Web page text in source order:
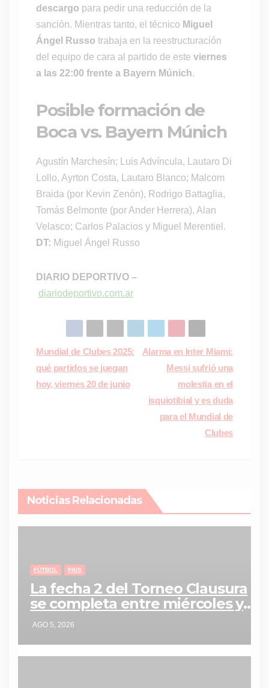
descargo para pedir una reducción de la
sanción. Mientras tanto, el técnico Miguel
Ángel Russo trabaja en la reestructuración
del equipo de cara al partido de este viernes
a las 22:00 frente a Bayern Múnich.
Posible formación de
Boca vs. Bayern Múnich
Agustín Marchesín; Luis Advíncula, Lautaro Di
Lollo, Ayrton Costa, Lautaro Blanco; Malcom
Braida (por Kevin Zenón), Rodrigo Battaglia,
Tomás Belmonte (por Ander Herrera), Alan
Velasco; Carlos Palacios y Miguel Merentiel.
DT: Miguel Ángel Russo
DIARIO DEPORTIVO –
diariodeportivo.com.ar
Navegación
de
Alarma en Inter Miami:
Messi sufrió una
molestia en el
isquiotibial y es duda
para el Mundial de
Clubes
Mundial de Clubes 2025:
qué partidos se juegan
hoy, viernes 20 de junio
Noticias Relacionadas
FÚTBOL PAIS
La fecha 2 del Torneo Clausura
se completa entre miércoles y
jueves con tres partidos clave
AGO 5, 2026